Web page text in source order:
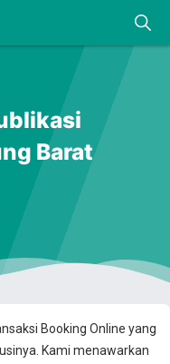
Booking Online yang
Kami menawarkan
Barat